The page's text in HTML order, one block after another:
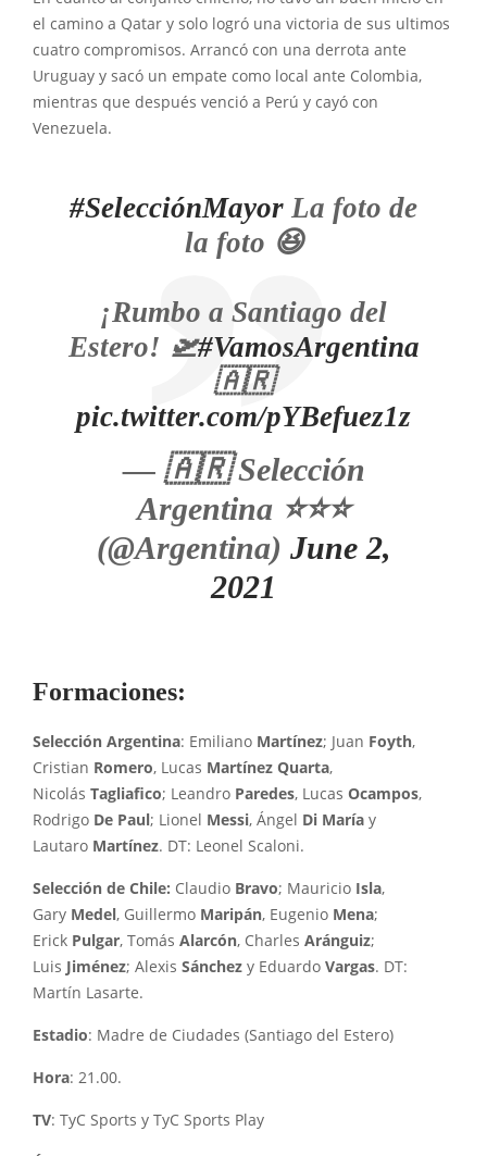
el camino a Qatar y solo logró una victoria de sus ultimos
cuatro compromisos. Arrancó con una derrota ante
Uruguay y sacó un empate como local ante Colombia,
mientras que después venció a Perú y cayó con
Venezuela.
#SelecciónMayor La foto de
la foto 😆
¡Rumbo a Santiago del
Estero! 🛫#VamosArgentina
🇦🇷
pic.twitter.com/pYBefuez1z
— 🇦🇷 Selección
Argentina ⭐⭐⭐
(@Argentina) June 2,
2021
Formaciones:
Selección Argentina: Emiliano Martínez; Juan Foyth,
Cristian Romero, Lucas Martínez Quarta,
Nicolás Tagliafico; Leandro Paredes, Lucas Ocampos,
Rodrigo De Paul; Lionel Messi, Ángel Di María y
Lautaro Martínez. DT: Leonel Scaloni.
Selección de Chile: Claudio Bravo; Mauricio Isla,
Gary Medel, Guillermo Maripán, Eugenio Mena;
Erick Pulgar, Tomás Alarcón, Charles Aránguiz;
Luis Jiménez; Alexis Sánchez y Eduardo Vargas. DT:
Martín Lasarte.
Estadio: Madre de Ciudades (Santiago del Estero)
Hora: 21.00.
TV: TyC Sports y TyC Sports Play